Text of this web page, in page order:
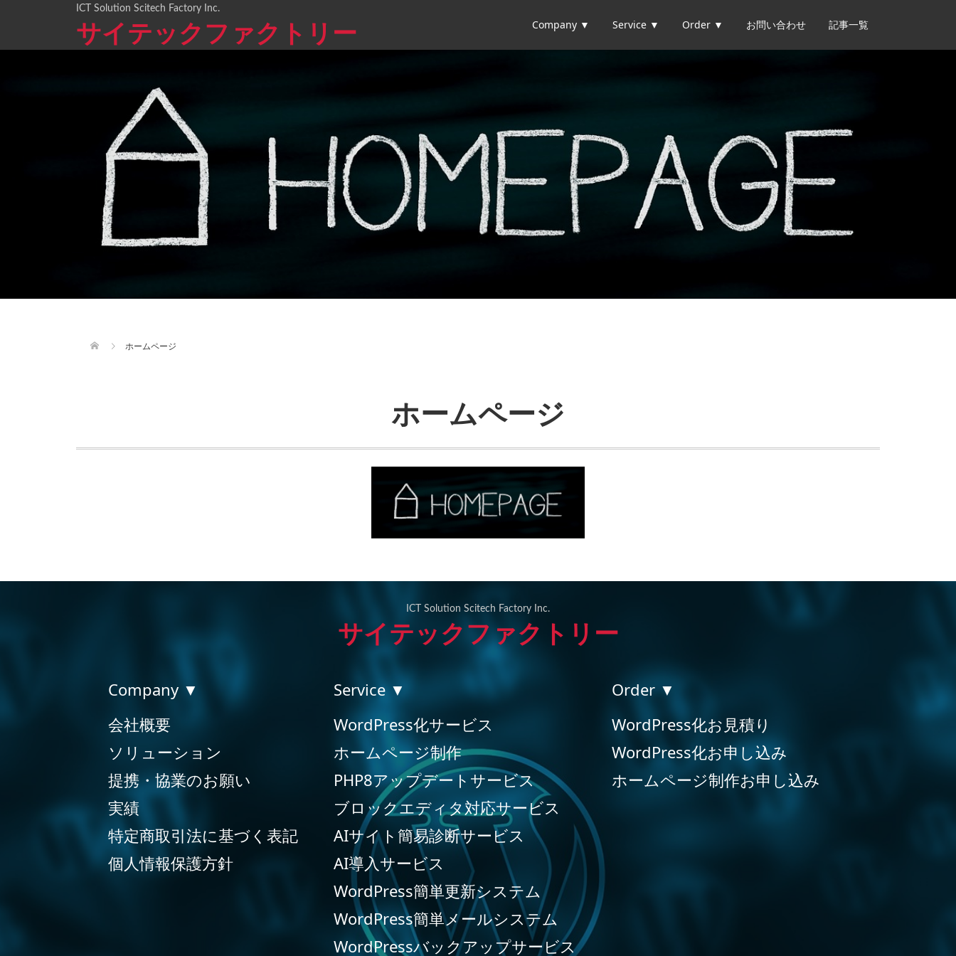
ICT Solution Scitech Factory Inc.
サイテックファクトリー Company ▼ Service ▼ Order ▼ お問い合わせ 記事一覧
ホームページ
ホームページ
ICT Solution Scitech Factory Inc.
サイテックファクトリー
Company ▼
会社概要
ソリューション
提携・協業のお願い
実績
特定商取引法に基づく表記
個人情報保護方針
Service ▼
WordPress化サービス
ホームページ制作
PHP8アップデートサービス
ブロックエディタ対応サービス
AIサイト簡易診断サービス
AI導入サービス
WordPress簡単更新システム
WordPress簡単メールシステム
WordPressバックアップサービス
Order ▼
WordPress化お見積り
WordPress化お申し込み
ホームページ制作お申し込み